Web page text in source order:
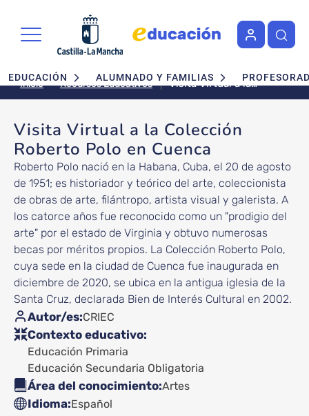
Navegación principal
EDUCACIÓN ALUMNADO Y FAMILIAS
Inicio Recursos Educativos
Visita Virtual a la
Colección Roberto
Visita Virtual a la Colección
Roberto Polo en Cuenca
Roberto Polo nació en la Habana, Cuba, el 20 de agosto
de 1951; es historiador y teórico del arte, coleccionista
de obras de arte, filántropo, artista visual y galerista. A
los catorce años fue reconocido como un "prodigio del
arte" por el estado de Virginia y obtuvo numerosas
becas por méritos propios. La Colección Roberto Polo,
cuya sede en la ciudad de Cuenca fue inaugurada en
diciembre de 2020, se ubica en la antigua iglesia de la
Santa Cruz, declarada Bien de Interés Cultural en 2002.
Autor/es CRIEC
Contexto educativo
Educación Primaria
Educación Secundaria Obligatoria
Área del conocimiento Artes
Idioma Español